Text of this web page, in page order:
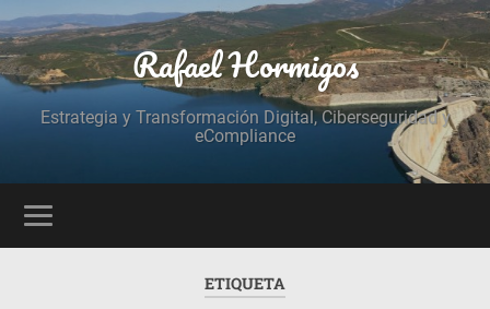
Rafael Hormigos
Estrategia y Transformación Digital, Ciberseguridad y
eCompliance
ETIQUETA